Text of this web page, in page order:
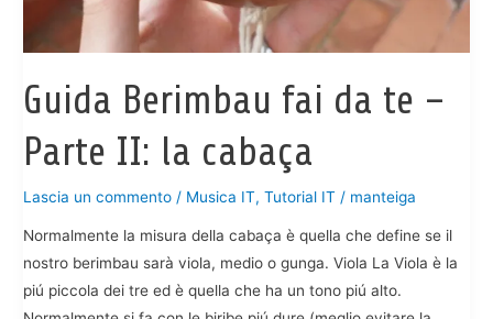
Guida Berimbau fai da te –
Parte II: la cabaça
Lascia un commento / Musica IT,Tutorial IT / manteiga
Normalmente la misura della cabaça è quella che define se il
nostro berimbau sarà viola, medio o gunga. Viola La Viola è la
piú piccola dei tre ed è quella che ha un tono piú alto.